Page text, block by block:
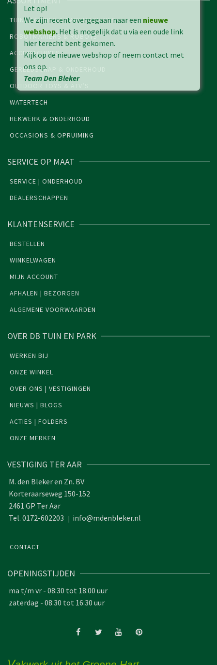
TUINMACHINES & PARKMACHINES
ROBOTMAAIERS & ROBOTS
ACCUMACHINES
GEREEDSCHAP & ONDERHOUD
OUTDOOR TOYS & ATV’S
WATERTECH
HEKWERK & ONDERHOUD
OCCASIONS & OPRUIMING
SERVICE OP MAAT
SERVICE | ONDERHOUD
DEALERSCHAPPEN
KLANTENSERVICE
BESTELLEN
WINKELWAGEN
MIJN ACCOUNT
AFHALEN | BEZORGEN
ALGEMENE VOORWAARDEN
OVER DB TUIN EN PARK
WERKEN BIJ
ONZE WINKEL
OVER ONS | VESTIGINGEN
NIEUWS | BLOGS
ACTIES | FOLDERS
ONZE MERKEN
VESTIGING TER AAR
M. den Bleker en Zn. BV
Korteraarseweg 150-152
2461 GP Ter Aar
Tel. 0172-602203 | info@mdenbleker.nl
CONTACT
OPENINGSTIJDEN
ma t/m vr - 08:30 tot 18:00 uur
zaterdag - 08:30 tot 16:30 uur
Let op!
We zijn recent overgegaan naar een nieuwe
webshop. Het is mogelijk dat u via een oude link
hier terecht bent gekomen.
Kijk op de nieuwe webshop of neem contact met
ons op.
Team Den Bleker